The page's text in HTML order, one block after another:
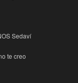
Sedaví
te creo